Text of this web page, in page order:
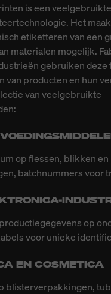
is een
Het
etiketteren van een
materialen mogelijk.
gebruiken deze
van producten en hun
van veelgebruikte
op flessen, blikken en
batchnummers voor
op
voor unieke
EN COSMETICA
blisterverpakkingen,